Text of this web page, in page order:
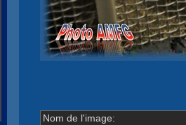
Nom de l'image: